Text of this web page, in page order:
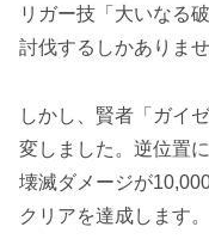
リガー技「大いなる
討伐するしかありま
しかし、賢者「 ガイ
変しました。 逆位置
壊滅ダメージが
クリアを達成します